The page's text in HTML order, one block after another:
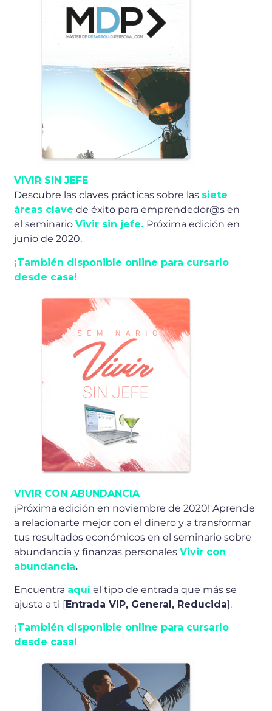
VIVIR SIN JEFE
Descubre las claves prácticas sobre las siete
áreas clave de éxito para emprendedor@s en
el seminarioVivir sin jefe. Próxima edición en
junio de 2020.
¡También disponible online para cursarlo
desde casa!
VIVIR CON ABUNDANCIA
¡Próxima edición en noviembre de 2020! Aprende
a relacionarte mejor con el dinero y a transformar
tus resultados económicos en el seminario sobre
abundancia y finanzas personalesVivir con
abundancia.
Encuentra aquíel tipo de entrada que más se
ajusta a ti [Entrada VIP, General, Reducida].
¡También disponible online para cursarlo
desde casa!